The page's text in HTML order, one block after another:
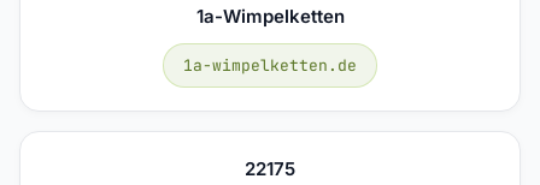
1a-Wimpelketten
1a-wimpelketten.de
22175